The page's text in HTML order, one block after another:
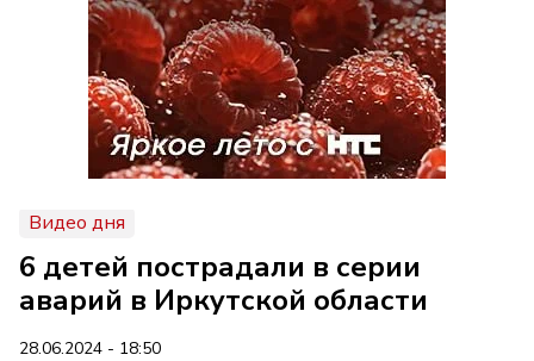
Видео дня
6 детей пострадали в серии
аварий в Иркутской области
28.06.2024 - 18:50